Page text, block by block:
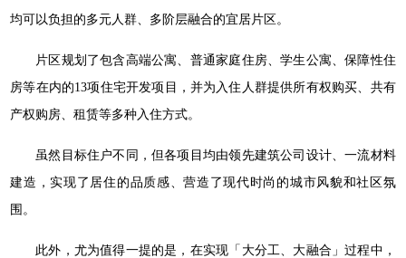
均可以负担的多元人群、多阶层融合的宜居片区。
片区规划了包含高端公寓、普通家庭住房、学生公寓、保障性住
房等在内的13项住宅开发项目，并为入住人群提供所有权购买、共有
产权购房、租赁等多种入住方式。
虽然目标住户不同，但各项目均由领先建筑公司设计、一流材料
建造，实现了居住的品质感、营造了现代时尚的城市风貌和社区氛
围。
此外，尤为值得一提的是，在实现「大分工、大融合」过程中，